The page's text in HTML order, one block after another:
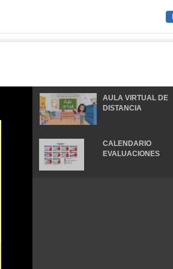
AULA VIRTUAL DE
DISTANCIA
CALENDARIO
EVALUACIONES